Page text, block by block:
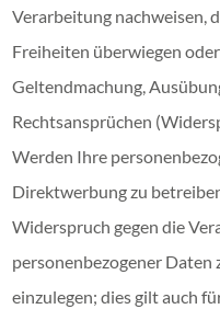
Verarbeitung nachweisen,
Freiheiten überwiegen
Geltendmachung,
Rechtsansprüchen
Werden Ihre
Direktwerbung zu
Widerspruch gegen die
personenbezogener
einzulegen; dies gilt auch